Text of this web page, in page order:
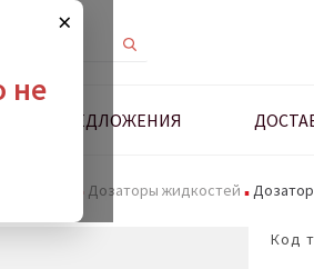
×
не
ПРЕДЛОЖЕНИЯ
Дозаторы жидкостей
Код